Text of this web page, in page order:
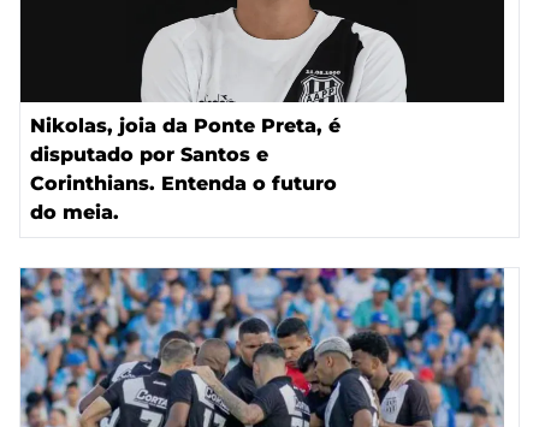
Nikolas, joia da Ponte Preta, é
disputado por Santos e
Corinthians. Entenda o futuro
do meia.